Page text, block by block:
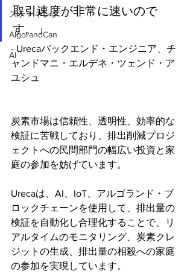
ステーキング
AlgorandCan
AI
取引速度が非常に速いので
す。」
- Urecaバックエンド・エンジニア、チ
ャンドマニ・エルデネ・ツェンド・ア
ユシュ
炭素市場は信頼性、透明性、効率的な
検証に苦戦しており、排出削減プロジ
ェクトへの民間部門の幅広い投資と家
庭の参加を妨げています。
Urecaは、AI、IoT、アルゴランド・ブ
ロックチェーンを使用して、排出量の
検証を自動化し合理化することで、リ
アルタイムのモニタリング、炭素クレ
ジットの生成、排出量の相殺への家庭
の参加を実現しています。